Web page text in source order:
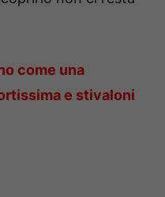
come una
e stivaloni